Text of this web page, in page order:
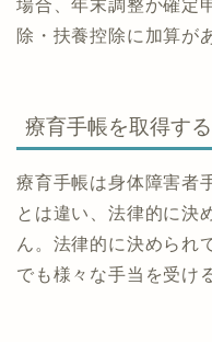
場合、年末調整か確定
除・扶養控除に加算が
療育手帳を取得す
療育手帳は身体障害者
とは違い、法律的に決
ん。法律的に決められ
でも様々な手当を受け